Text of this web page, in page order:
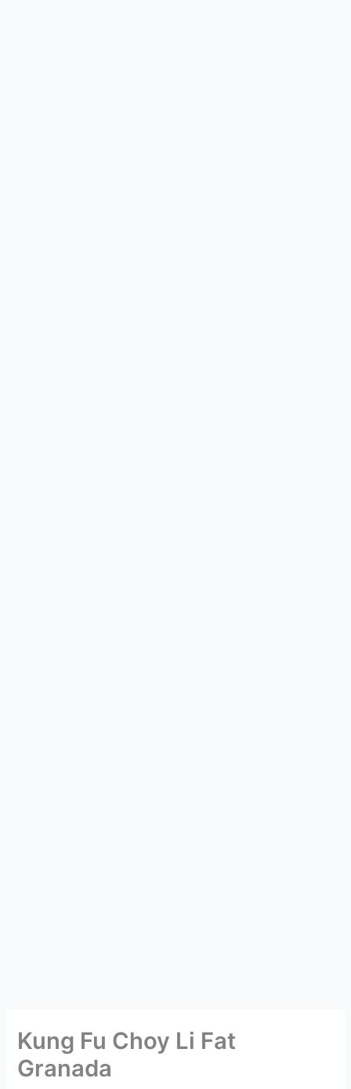
Kung Fu Choy Li Fat
Granada